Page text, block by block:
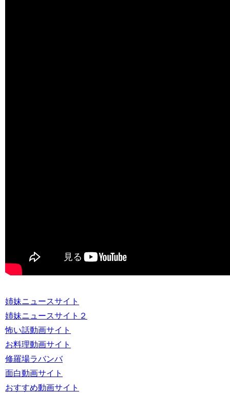
姉妹ニュースサイト
姉妹ニュースサイト２
怖い話動画サイト
お料理動画サイト
修羅場ラバンバ
面白動画サイト
おすすめ動画サイト